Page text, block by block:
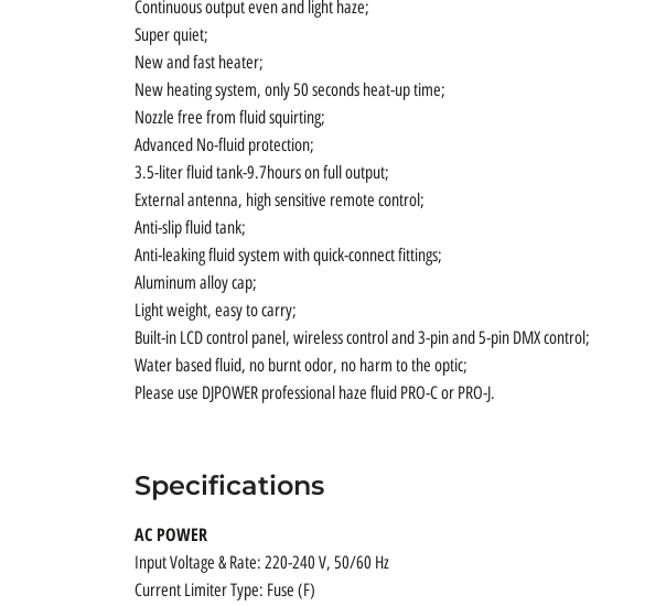
Continuous output even and light haze;
Super quiet;
New and fast heater;
New heating system, only 50 seconds heat-up time;
Nozzle free from fluid squirting;
Advanced No-fluid protection;
3.5-liter fluid tank-9.7hours on full output;
External antenna, high sensitive remote control;
Anti-slip fluid tank;
Anti-leaking fluid system with quick-connect fittings;
Aluminum alloy cap;
Light weight, easy to carry;
Built-in LCD control panel, wireless control and 3-pin and 5-pin DMX control;
Water based fluid, no burnt odor, no harm to the optic;
Please use DJPOWER professional haze fluid PRO-C or PRO-J.
Specifications
AC POWER
Input Voltage & Rate: 220-240 V, 50/60 Hz
Current Limiter Type: Fuse (F)